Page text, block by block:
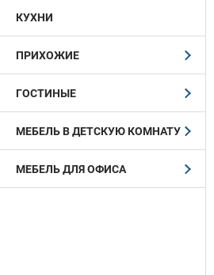
КУХНИ
ПРИХОЖИЕ
ГОСТИНЫЕ
МЕБЕЛЬ В ДЕТСКУЮ КОМНАТУ
МЕБЕЛЬ ДЛЯ ОФИСА